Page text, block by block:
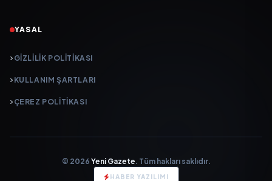
YASAL
GIZLILIK POLITIKASI
KULLANIM ŞARTLARI
ÇEREZ POLITIKASI
© 2026 Yeni Gazete. Tüm hakları saklıdır.
HABER YAZILIMI